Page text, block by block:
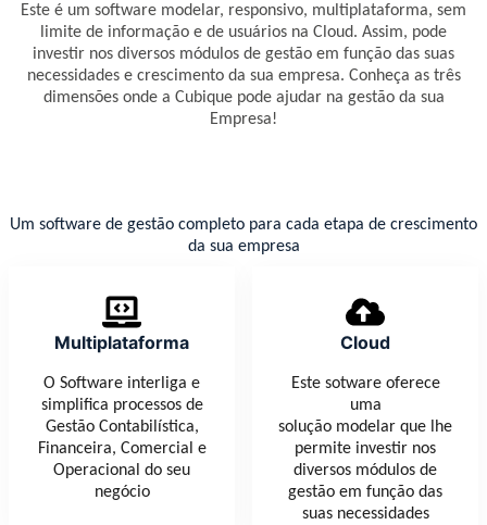
Este é um software modelar, responsivo, multiplataforma, sem
limite de informação e de usuários na Cloud. Assim, pode
investir nos diversos módulos de gestão em função das suas
necessidades e crescimento da sua empresa. Conheça as três
dimensões onde a Cubique pode ajudar na gestão da sua
Empresa!
Um software de gestão completo para cada etapa de crescimento
da sua empresa
Multiplataforma
O Software interliga e
simplifica processos de
Gestão Contabilística,
Financeira, Comercial e
Operacional do seu
negócio
Cloud
Este sotware oferece
uma
solução modelar que lhe
permite investir nos
diversos módulos de
gestão em função das
suas necessidades